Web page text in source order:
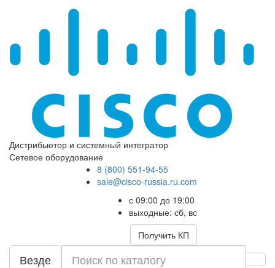
Дистрибьютор и системный интегратор
Сетевое оборудование
8 (800) 551-94-55
sale@cisco-russia.ru.com
с 09:00 до 19:00
выходные: сб, вс
Получить КП
Везде